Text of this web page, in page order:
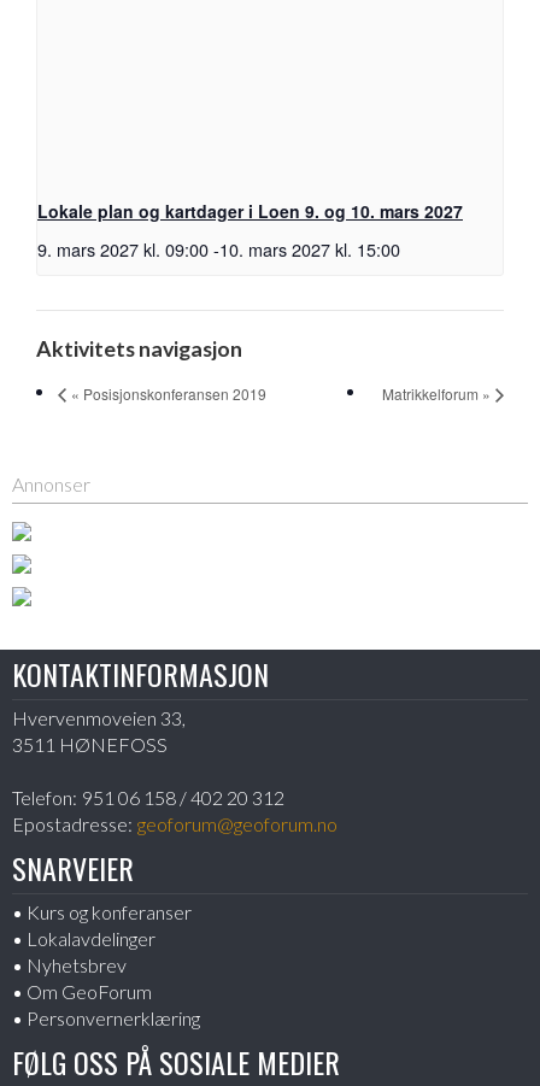
Lokale plan og kartdager i Loen 9. og 10. mars 2027
9. mars 2027 kl. 09:00-10. mars 2027 kl. 15:00
Aktivitets navigasjon
« Posisjonskonferansen 2019 Matrikkelforum »
Annonser
KONTAKTINFORMASJON
Hvervenmoveien 33,
3511 HØNEFOSS
Telefon: 951 06 158 / 402 20 312
Epostadresse: geoforum@geoforum.no
SNARVEIER
Kurs og konferanser
Lokalavdelinger
Nyhetsbrev
Om GeoForum
Personvernerklæring
FØLG OSS PÅ SOSIALE MEDIER